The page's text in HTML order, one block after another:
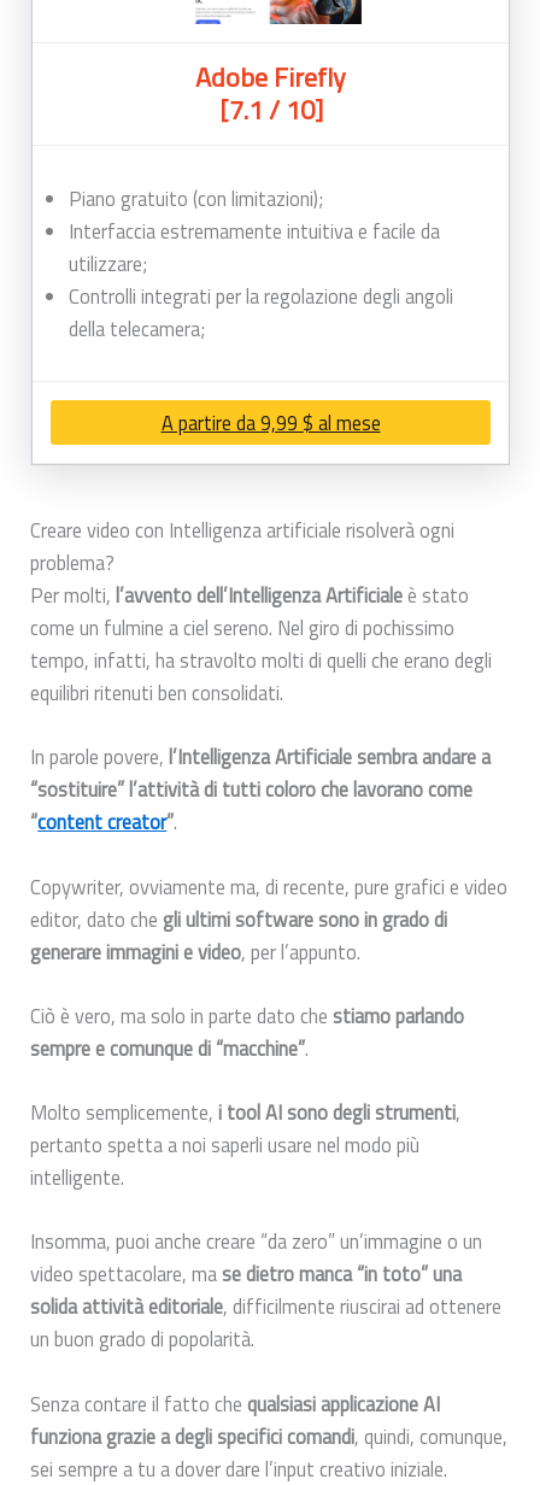
Adobe Firefly
[7.1 / 10]
Piano gratuito (con limitazioni);
Interfaccia estremamente intuitiva e facile da
utilizzare;
Controlli integrati per la regolazione degli angoli
della telecamera;
A partire da 9,99 $ al mese
Creare video con Intelligenza artificiale risolverà ogni
problema?
Per molti, l’avvento dell’Intelligenza Artificialeè stato
come un fulmine a ciel sereno. Nel giro di pochissimo
tempo, infatti, ha stravolto molti di quelli che erano degli
equilibri ritenuti ben consolidati.
In parole povere, l’Intelligenza Artificiale sembra andare a
“sostituire” l’attività di tutti coloro che lavorano come
“content creator”.
Copywriter, ovviamente ma, di recente, pure grafici e video
editor, dato che gli ultimi software sono in grado di
generare immagini e video, per l’appunto.
Ciò è vero, ma solo in parte dato che stiamo parlando
sempre e comunque di “macchine”.
Molto semplicemente,i tool AI sono degli strumenti,
pertanto spetta a noi saperli usare nel modo più
intelligente.
Insomma, puoi anche creare “da zero” un’immagine o un
video spettacolare, ma se dietro manca “in toto” una
solida attività editoriale, difficilmente riuscirai ad ottenere
un buon grado di popolarità.
Senza contare il fatto chequalsiasi applicazione AI
funziona grazie a degli specifici comandi, quindi, comunque,
sei sempre a tu a dover dare l’input creativo iniziale.